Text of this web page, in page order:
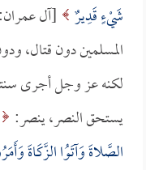
شَيْءٍ قَدِيرٌ
المسلمين دون قتال،
لكنه عز وجل أجرى
يستحق النصر، ينصر:
الصَّلاةَ وَآتَوُا الزَّكَاةَ